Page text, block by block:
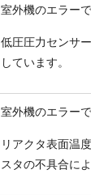
室外機のエラー
低圧圧力センサ
しています。
室外機のエラー
リアクタ表面温
スタの不具合に